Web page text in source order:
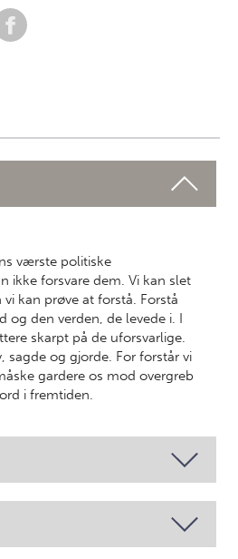
værste politiske
ikke forsvare dem. Vi kan slet
kan prøve at forstå. Forstå
og den verden, de levede i. I
skarpt på de uforsvarlige.
sagde og gjorde. For forstår vi
gardere os mod overgreb
i fremtiden.